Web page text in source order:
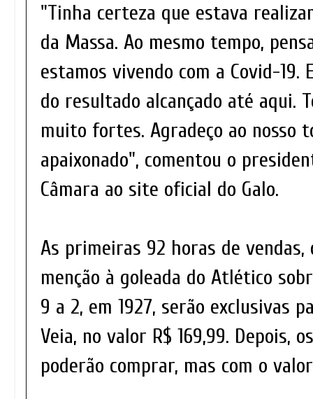
"Tinha certeza que estava
da Massa. Ao mesmo tempo,
estamos vivendo com a Covid-
do resultado alcançado até aqui.
muito fortes. Agradeço ao nosso
apaixonado", comentou o
Câmara ao site oficial do Galo.
As primeiras 92 horas de vendas,
menção à goleada do Atlético
9 a 2, em 1927, serão exclusivas
Veia, no valor R$ 169,99. Depois,
poderão comprar, mas com o